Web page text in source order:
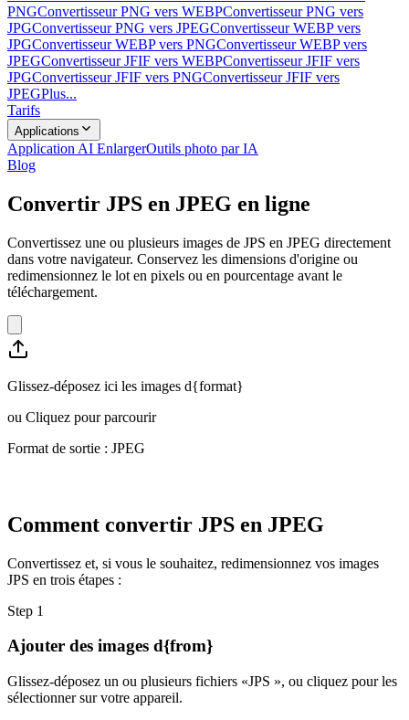
PNGConvertisseur PNG vers WEBPConvertisseur PNG vers
JPGConvertisseur PNG vers JPEGConvertisseur WEBP vers
JPGConvertisseur WEBP vers PNGConvertisseur WEBP vers
JPEGConvertisseur JFIF vers WEBPConvertisseur JFIF vers
JPGConvertisseur JFIF vers PNGConvertisseur JFIF vers
JPEGPlus...
Tarifs
Applications
Application AI EnlargerOutils photo par IA
Blog
Convertir JPS en JPEG en ligne
Convertissez une ou plusieurs images de JPS en JPEG directement
dans votre navigateur. Conservez les dimensions d'origine ou
redimensionnez le lot en pixels ou en pourcentage avant le
téléchargement.
Glissez-déposez ici les images d{format}
ou Cliquez pour parcourir
Format de sortie : JPEG
Comment convertir JPS en JPEG
Convertissez et, si vous le souhaitez, redimensionnez vos images
JPS en trois étapes :
Step 1
Ajouter des images d{from}
Glissez-déposez un ou plusieurs fichiers «JPS », ou cliquez pour les
sélectionner sur votre appareil.